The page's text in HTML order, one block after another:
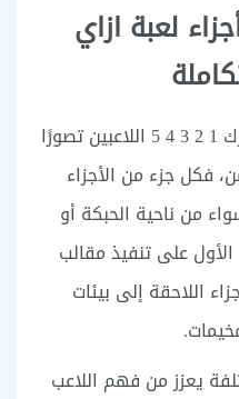
لعبة ازاي
يمنح تحميل لعبة ازاي تخنق جارك 1 2 3 4 5 اللاعبين تصورًا
فكل جزء من الأجزاء
من ناحية الحبكة أو
الأول على تنفيذ مقالب
اللاحقة إلى بيئات
يعزز من فهم اللاعب